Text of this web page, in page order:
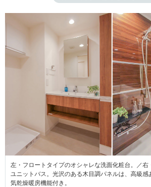
左・フロートタイプのオシャレな洗面化粧台。／右
ユニットバス。光沢のある木目調パネルは、高級
気乾燥暖房機能付き。